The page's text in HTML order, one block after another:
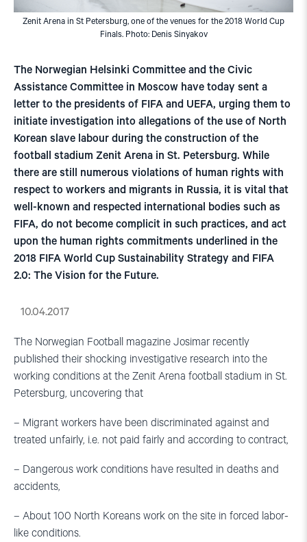
Zenit Arena in St Petersburg, one of the venues for the 2018 World Cup
Finals. Photo: Denis Sinyakov
The Norwegian Helsinki Committee and the Civic
Assistance Committee in Moscow have today sent a
letter to the presidents of FIFA and UEFA, urging them to
initiate investigation into allegations of the use of North
Korean slave labour during the construction of the
football stadium Zenit Arena in St. Petersburg. While
there are still numerous violations of human rights with
respect to workers and migrants in Russia, it is vital that
well-known and respected international bodies such as
FIFA, do not become complicit in such practices, and act
upon the human rights commitments underlined in the
2018 FIFA World Cup Sustainability Strategy and FIFA
2.0: The Vision for the Future.
10.04.2017
The Norwegian Football magazine Josimar recently
published their shocking investigative research into the
working conditions at the Zenit Arena football stadium in St.
Petersburg, uncovering that
– Migrant workers have been discriminated against and
treated unfairly, i.e. not paid fairly and according to contract,
– Dangerous work conditions have resulted in deaths and
accidents,
– About 100 North Koreans work on the site in forced labor-
like conditions.